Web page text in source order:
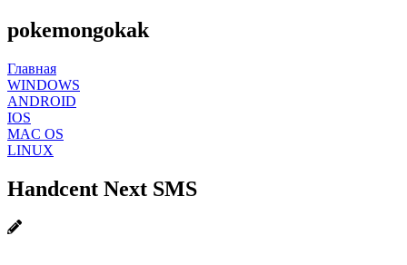
pokemongokak
Главная
WINDOWS
ANDROID
IOS
MAC OS
LINUX
Handcent Next SMS